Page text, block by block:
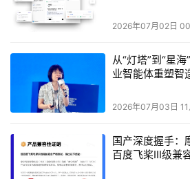
2026年07月02日
从“灯塔”到“星
业智能体重塑智
2026年07月03日
国产深度握手：
百度飞桨III级兼